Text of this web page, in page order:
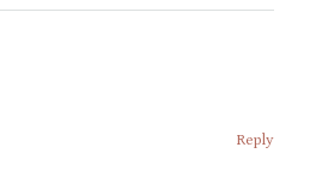
Reply